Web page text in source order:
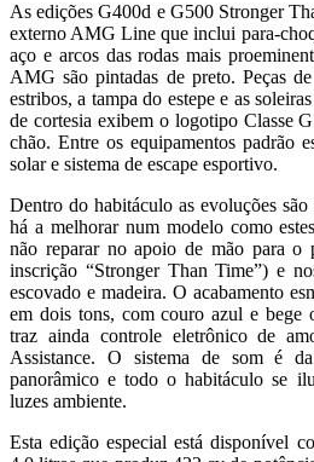
As edições G400d e G500 Stronger
externo AMG Line que inclui para-
aço e arcos das rodas mais
AMG são pintadas de preto. Peças
estribos, a tampa do estepe e as
de cortesia exibem o logotipo Classe
chão. Entre os equipamentos padrão
solar e sistema de escape esportivo.
Dentro do habitáculo as evoluções
há a melhorar num modelo como
não reparar no apoio de mão para o
inscrição “Stronger Than Time”) e
escovado e madeira. O acabamento
em dois tons, com couro azul e bege
traz ainda controle eletrônico de
Assistance. O sistema de som é
panorâmico e todo o habitáculo se
luzes ambiente.
Esta edição especial está disponível